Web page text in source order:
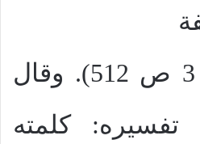
(الرازي مجلد 3 ص 512). وقال
تفسيره: كلمته